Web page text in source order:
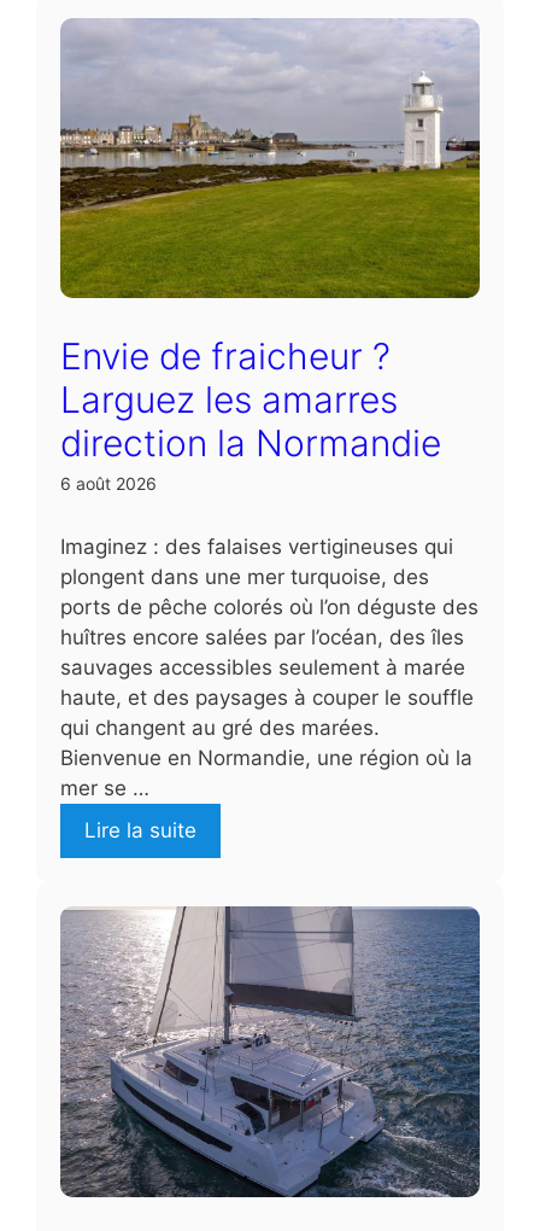
Envie de fraicheur ?
Larguez les amarres
direction la Normandie
6 août 2026
Imaginez : des falaises vertigineuses qui
plongent dans une mer turquoise, des
ports de pêche colorés où l’on déguste des
huîtres encore salées par l’océan, des îles
sauvages accessibles seulement à marée
haute, et des paysages à couper le souffle
qui changent au gré des marées.
Bienvenue en Normandie, une région où la
mer se …
Lire la suite